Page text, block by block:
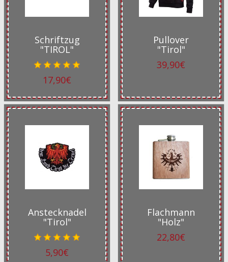
Schriftzug
"TIROL"
17,90€
Pullover
"Tirol"
39,90€
Anstecknadel
"Tirol"
5,90€
Flachmann
"Holz"
22,80€